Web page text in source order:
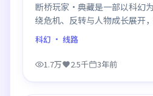
断桥玩家·典藏是一部以科幻
绕危机、反转与人物成长展开
推荐观看。
科幻 · 线路
1.7万 2.5千 3年前